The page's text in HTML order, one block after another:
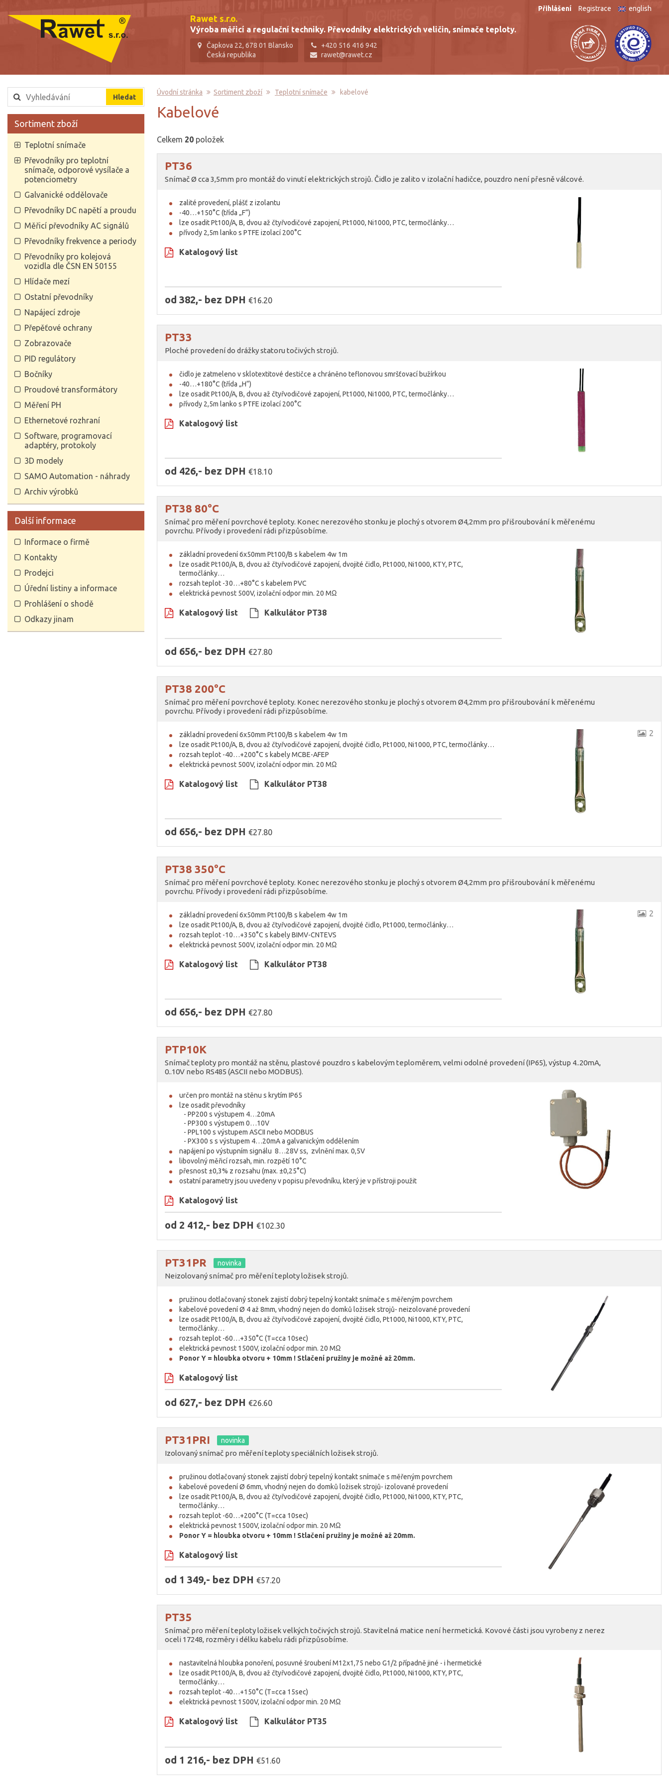
Přihlášení Registrace english
Rawet s.r.o.
Výroba měřicí a regulační techniky. Převodníky elektrických veličin, snímače teploty.
Čapkova 22, 678 01 Blansko
Česká republika
+420 516 416 942
rawet@rawet.cz
Sortiment zboží
Teplotní snímače
Převodníky pro teplotní
snímače, odporové vysílače a
potenciometry
Galvanické oddělovače
Převodníky DC napětí a proudu
Měřicí převodníky AC signálů
Převodníky frekvence a periody
Převodníky pro kolejová
vozidla dle ČSN EN 50155
Hlídače mezí
Ostatní převodníky
Napájecí zdroje
Přepěťové ochrany
Zobrazovače
PID regulátory
Bočníky
Proudové transformátory
Měření PH
Ethernetové rozhraní
Software, programovací
adaptéry, protokoly
3D modely
SAMO Automation - náhrady
Archiv výrobků
Další informace
Informace o firmě
Kontakty
Prodejci
Úřední listiny a informace
Prohlášení o shodě
Odkazy jinam
Úvodní stránka Sortiment zboží Teplotní snímače kabelové
kabelové
Celkem 20 položek
PT36
Snímač Ø cca 3,5mm pro montáž do vinutí elektrických strojů. Čidlo je zalito v izolační hadičce, pouzdro není přesně válcové.
zalité provedení, plášť z izolantu
-40…+150°C (třída „F“)
lze osadit Pt100/A, B, dvou až čtyřvodičové zapojení, Pt1000, Ni1000, PTC, termočlánky…
přívody 2,5m lanko s PTFE izolací 200°C
Katalogový list
od 382,- bez DPH €16.20
PT33
Ploché provedení do drážky statoru točivých strojů.
čidlo je zatmeleno v sklotextitové destičce a chráněno teflonovou smršťovací bužírkou
-40…+180°C (třída „H“)
lze osadit Pt100/A, B, dvou až čtyřvodičové zapojení, Pt1000, Ni1000, PTC, termočlánky…
přívody 2,5m lanko s PTFE izolací 200°C
Katalogový list
od 426,- bez DPH €18.10
PT38 80°C
Snímač pro měření povrchové teploty. Konec nerezového stonku je plochý s otvorem Ø4,2mm pro přišroubování k měřenému
povrchu. Přívody i provedení rádi přizpůsobíme.
základní provedení 6x50mm Pt100/B s kabelem 4w 1m
lze osadit Pt100/A, B, dvou až čtyřvodičové zapojení, dvojité čidlo, Pt1000, Ni1000, KTY, PTC,
termočlánky…
rozsah teplot -30…+80°C s kabelem PVC
elektrická pevnost 500V, izolační odpor min. 20 MΩ
Katalogový list Kalkulátor PT38
od 656,- bez DPH €27.80
PT38 200°C
Snímač pro měření povrchové teploty. Konec nerezového stonku je plochý s otvorem Ø4,2mm pro přišroubování k měřenému
povrchu. Přívody i provedení rádi přizpůsobíme.
základní provedení 6x50mm Pt100/B s kabelem 4w 1m
lze osadit Pt100/A, B, dvou až čtyřvodičové zapojení, dvojité čidlo, Pt1000, Ni1000, PTC, termočlánky…
rozsah teplot -40…+200°C s kabely MCBE-AFEP
elektrická pevnost 500V, izolační odpor min. 20 MΩ
Katalogový list Kalkulátor PT38
od 656,- bez DPH €27.80
2
PT38 350°C
Snímač pro měření povrchové teploty. Konec nerezového stonku je plochý s otvorem Ø4,2mm pro přišroubování k měřenému
povrchu. Přívody i provedení rádi přizpůsobíme.
základní provedení 6x50mm Pt100/B s kabelem 4w 1m
lze osadit Pt100/A, B, dvou až čtyřvodičové zapojení, dvojité čidlo, Pt1000, termočlánky…
rozsah teplot -10…+350°C s kabely BIMV-CNTEVS
elektrická pevnost 500V, izolační odpor min. 20 MΩ
Katalogový list Kalkulátor PT38
od 656,- bez DPH €27.80
2
PTP10K
Snímač teploty pro montáž na stěnu, plastové pouzdro s kabelovým teploměrem, velmi odolné provedení (IP65), výstup 4..20mA,
0..10V nebo RS485 (ASCII nebo MODBUS).
určen pro montáž na stěnu s krytím IP65
lze osadit převodníky
- PP200 s výstupem 4…20mA
- PP300 s výstupem 0…10V
- PPL100 s výstupem ASCII nebo MODBUS
- PX300 s s výstupem 4…20mA a galvanickým oddělením
napájení po výstupním signálu 8…28V ss, zvlnění max. 0,5V
libovolný měřicí rozsah, min. rozpětí 10°C
přesnost ±0,3% z rozsahu (max. ±0,25°C)
ostatní parametry jsou uvedeny v popisu převodníku, který je v přístroji použit
Katalogový list
od 2 412,- bez DPH €102.30
PT31PR novinka
Neizolovaný snímač pro měření teploty ložisek strojů.
pružinou dotlačovaný stonek zajistí dobrý tepelný kontakt snímače s měřeným povrchem
kabelové povedení Ø 4 až 8mm, vhodný nejen do domků ložisek strojů- neizolované provedení
lze osadit Pt100/A, B, dvou až čtyřvodičové zapojení, dvojité čidlo, Pt1000, Ni1000, KTY, PTC,
termočlánky…
rozsah teplot -60…+350°C (T=cca 10sec)
elektrická pevnost 1500V, izolační odpor min. 20 MΩ
Ponor Y = hloubka otvoru + 10mm ! Stlačení pružiny je možné až 20mm.
Katalogový list
od 627,- bez DPH €26.60
PT31PRI novinka
Izolovaný snímač pro měření teploty speciálních ložisek strojů.
pružinou dotlačovaný stonek zajistí dobrý tepelný kontakt snímače s měřeným povrchem
kabelové povedení Ø 6mm, vhodný nejen do domků ložisek strojů- izolované provedení
lze osadit Pt100/A, B, dvou až čtyřvodičové zapojení, dvojité čidlo, Pt1000, Ni1000, KTY, PTC,
termočlánky…
rozsah teplot -60…+200°C (T=cca 10sec)
elektrická pevnost 1500V, izolační odpor min. 20 MΩ
Ponor Y = hloubka otvoru + 10mm ! Stlačení pružiny je možné až 20mm.
Katalogový list
od 1 349,- bez DPH €57.20
PT35
Snímač pro měření teploty ložisek velkých točivých strojů. Stavitelná matice není hermetická. Kovové části jsou vyrobeny z nerez
oceli 17248, rozměry i délku kabelu rádi přizpůsobíme.
nastavitelná hloubka ponoření, posuvné šroubení M12x1,75 nebo G1/2 případně jiné - i hermetické
lze osadit Pt100/A, B, dvou až čtyřvodičové zapojení, dvojité čidlo, Pt1000, Ni1000, KTY, PTC,
termočlánky…
rozsah teplot -40…+150°C (T=cca 15sec)
elektrická pevnost 1500V, izolační odpor min. 20 MΩ
Katalogový list Kalkulátor PT35
od 1 216,- bez DPH €51.60